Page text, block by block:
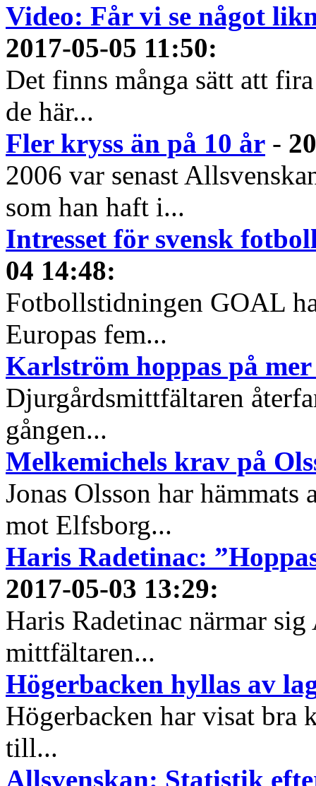
Video: Får vi se något
2017-05-05 11:50:
Det finns många sätt att
de här...
Fler kryss än på 10 år -
2006 var senast
som han haft i...
Intresset för svensk
04 14:48:
Fotbollstidningen GOAL
Europas fem...
Karlström hoppas på
Djurgårdsmittfältaren
gången...
Melkemichels krav på
Jonas Olsson har
mot Elfsborg...
Haris Radetinac:
2017-05-03 13:29:
Haris Radetinac närmar
mittfältaren...
Högerbacken hyllas av
Högerbacken har visat bra
till...
Allsvenskan: Statistik